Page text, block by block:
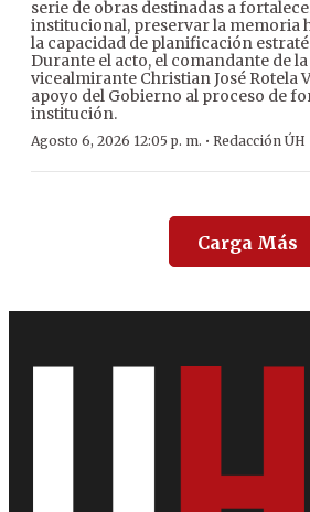
serie de obras destinadas a
institucional, preservar la memoria
la capacidad de planificación
Durante el acto, el comandante de
vicealmirante Christian José Rotela
apoyo del Gobierno al proceso de
institución.
Agosto 6, 2026 12:05 p. m. · Redacción ÚH
Carga Más